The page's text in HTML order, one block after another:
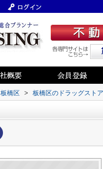
板橋区 > 板橋区のドラッグストア